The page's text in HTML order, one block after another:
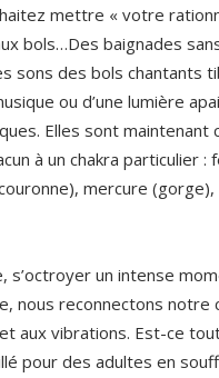
mettre « votre
bols…Des baignades
sons des bols chantants
ou d’une lumière
Elles sont maintenant
à un chakra particulier :
mercure
s’octroyer un intense
nous reconnectons
aux vibrations. Est-ce tout
pour des adultes en